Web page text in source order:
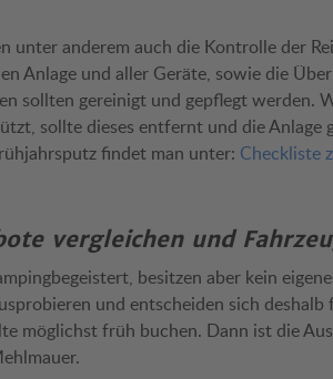
unter anderem auch die Kontrolle der
Anlage und aller Geräte, sowie die
sollten gereinigt und gepflegt werden.
sollte dieses entfernt und die
findet man unter: Checkliste
vergleichen und
besitzen aber kein
und entscheiden sich
möglichst früh buchen. Dann ist die